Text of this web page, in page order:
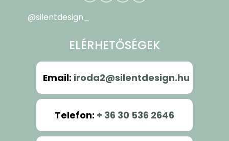
@silentdesign_
ELÉRHETŐSÉGEK
Email: iroda2@silentdesign.hu
Telefon: + 36 30 536 2646